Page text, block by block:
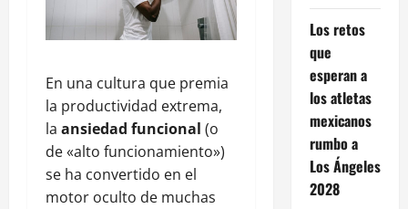
En una cultura que premia
la productividad extrema,
la ansiedad funcional (o
de «alto funcionamiento»)
se ha convertido en el
motor oculto de muchas
Los retos
que
esperan a
los atletas
mexicanos
rumbo a
Los Ángeles
2028